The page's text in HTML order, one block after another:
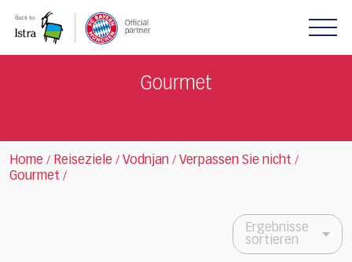
note:
Gourmet
Home / Reiseziele / Vodnjan / Verpassen Sie nicht /
Gourmet /
Ergebnisse
sortieren